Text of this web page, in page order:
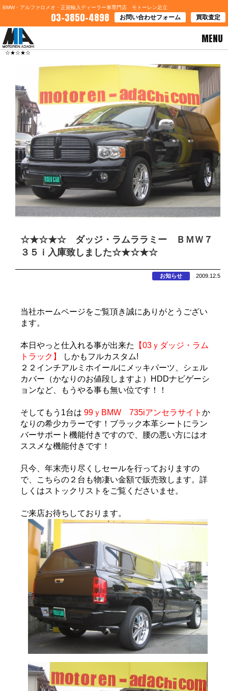
BMW・アルファロメオ・正規輸入ディーラー車専門店 モトーレン足立
03-3850-4898 お問い合わせフォーム 買取査定
MENU
HOME>お知らせ
☆★☆★☆
☆★☆★☆ ダッジ・ラムララミー ＢＭＷ７
３５ｉ入庫致しました☆★☆★☆
お知らせ 2009.12.5
当社ホームページをご覧頂き誠にありがとうござい
ます。
本日やっと仕入れる事が出来た
【03ｙダッジ・ラム
トラック】
しかもフルカスタム!
２２インチアルミホイールにメッキパーツ、シェル
カバー（かなりのお値段しますよ）HDDナビゲーシ
ョンなど、もうやる事も無い位です！！
そしてもう1台は 99ｙBMW 735iアンセラサイト か
なりの希少カラーです！ブラック本革シートにラン
バーサポート機能付きですので、腰の悪い方にはオ
ススメな機能付きです！
只今、年末売り尽くしセールを行っておりますの
で、こちらの２台も物凄い金額で販売致します。詳
しくはストックリストをご覧くださいませ。
ご来店お待ちしております。